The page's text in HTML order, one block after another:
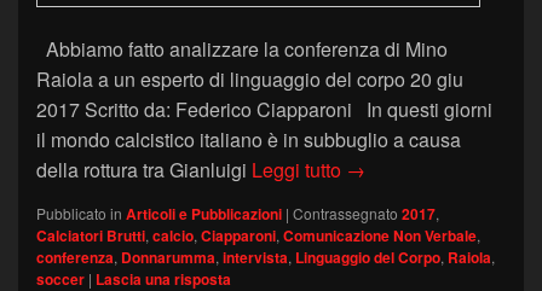
Abbiamo fatto analizzare la conferenza di Mino
Raiola a un esperto di linguaggio del corpo 20 giu
2017 Scritto da: Federico Ciapparoni In questi giorni
il mondo calcistico italiano è in subbuglio a causa
della rottura tra Gianluigi Leggi tutto Il Linguaggio del
→
Pubblicato in Articoli e Pubblicazioni | Contrassegnato 2017,
Calciatori Brutti, calcio, Ciapparoni, Comunicazione Non Verbale,
conferenza, Donnarumma, intervista, Linguaggio del Corpo, Raiola,
soccer | Lascia una risposta